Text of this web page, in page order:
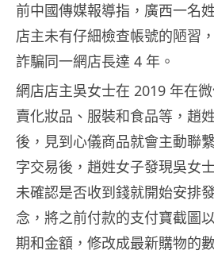
前中國傳媒報導指，廣西一名
店主未有仔細檢查帳號的陋習
詐騙同一網店長達 4 年。
網店店主吳女士在 2019 年在
賣化妝品、服裝和食品等，趙
後，見到心儀商品就會主動聯
字交易後，趙姓女子發現吳女
未確認是否收到錢就開始安排
念，將之前付款的支付寶截圖
期和金額，修改成最新購物的